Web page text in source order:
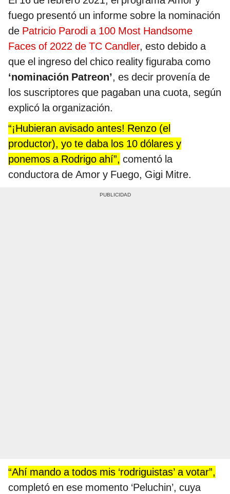
fuego presentó un informe sobre la nominación
de Patricio Parodi a 100 Most Handsome
Faces of 2022 de TC Candler, esto debido a
que el ingreso del chico reality figuraba como
‘nominación Patreon’, es decir provenía de
los suscriptores que pagaban una cuota, según
explicó la organización.
“¡Hubieran avisado antes! Renzo (el
productor), yo te daba los 10 dólares y
ponemos a Rodrigo ahí”, comentó la
conductora de Amor y Fuego, Gigi Mitre.
“Ahí mando a todos mis ‘rodriguistas’ a votar”,
completó en ese momento ‘Peluchin’, cuya